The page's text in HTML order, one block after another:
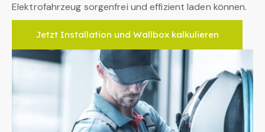
Elektrofahrzeug sorgenfrei und effizient laden können.
Jetzt Installation und Wallbox kalkulieren